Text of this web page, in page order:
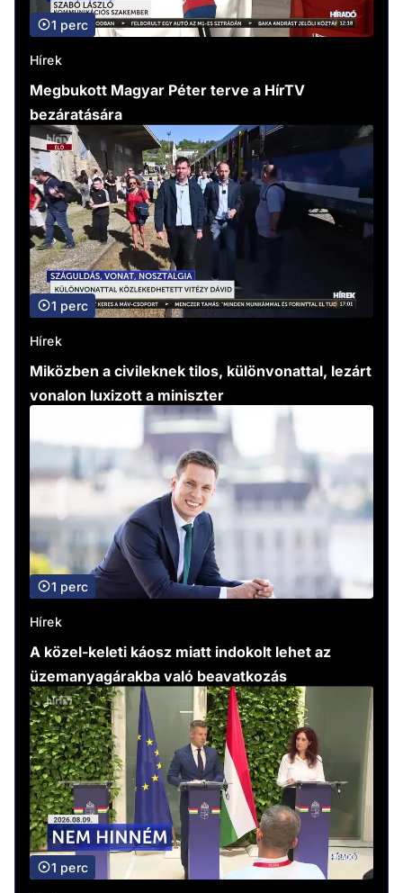
1 perc
Hírek
Megbukott Magyar Péter terve a HírTV
bezáratására
1 perc
Hírek
Miközben a civileknek tilos, különvonattal, lezárt
vonalon luxizott a miniszter
1 perc
Hírek
A közel-keleti káosz miatt indokolt lehet az
üzemanyagárakba való beavatkozás
1 perc